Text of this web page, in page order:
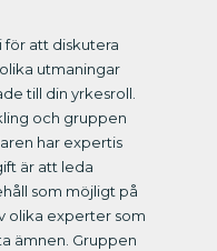
för att diskutera
utmaningar
till din yrkesroll.
och gruppen
har expertis
är att leda
som möjligt på
olika experter som
ämnen. Gruppen